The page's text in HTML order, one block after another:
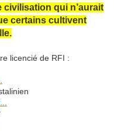
civilisation qui n’aurait
certains cultivent
licencié de RFI :